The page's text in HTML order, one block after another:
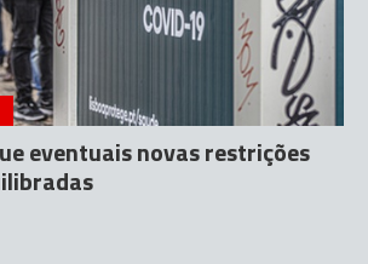
eventuais novas restrições